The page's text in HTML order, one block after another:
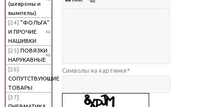
(шевроны и
вымпелы)
[24] "ФОЛЬГА"
И ПРОЧИЕ
НАШИВКИ
[25] ПОВЯЗКИ
НАРУКАВНЫЕ
[26]
СОПУТСТВУЮЩИЕ
ТОВАРЫ
[27]
Символы на картинке*